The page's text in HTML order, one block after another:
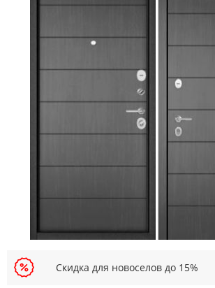
Скидка для новоселов до 15%